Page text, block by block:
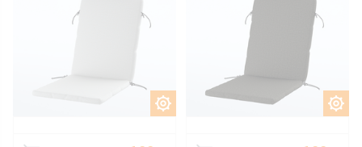
DOSTOSUJ DOSTOSUJ